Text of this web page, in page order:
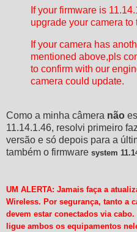
If your firmware is
upgrade your camera to
If your camera has
mentioned above,pls
to confirm with our
camera could update.
Como a minha câmera não
11.14.1.46, resolvi primeiro
versão e só depois para a
também o firmware system
UM ALERTA: Jamais faça a
Wireless. Por segurança, tanto a
devem estar conectados via
ligue ambos os equipamentos